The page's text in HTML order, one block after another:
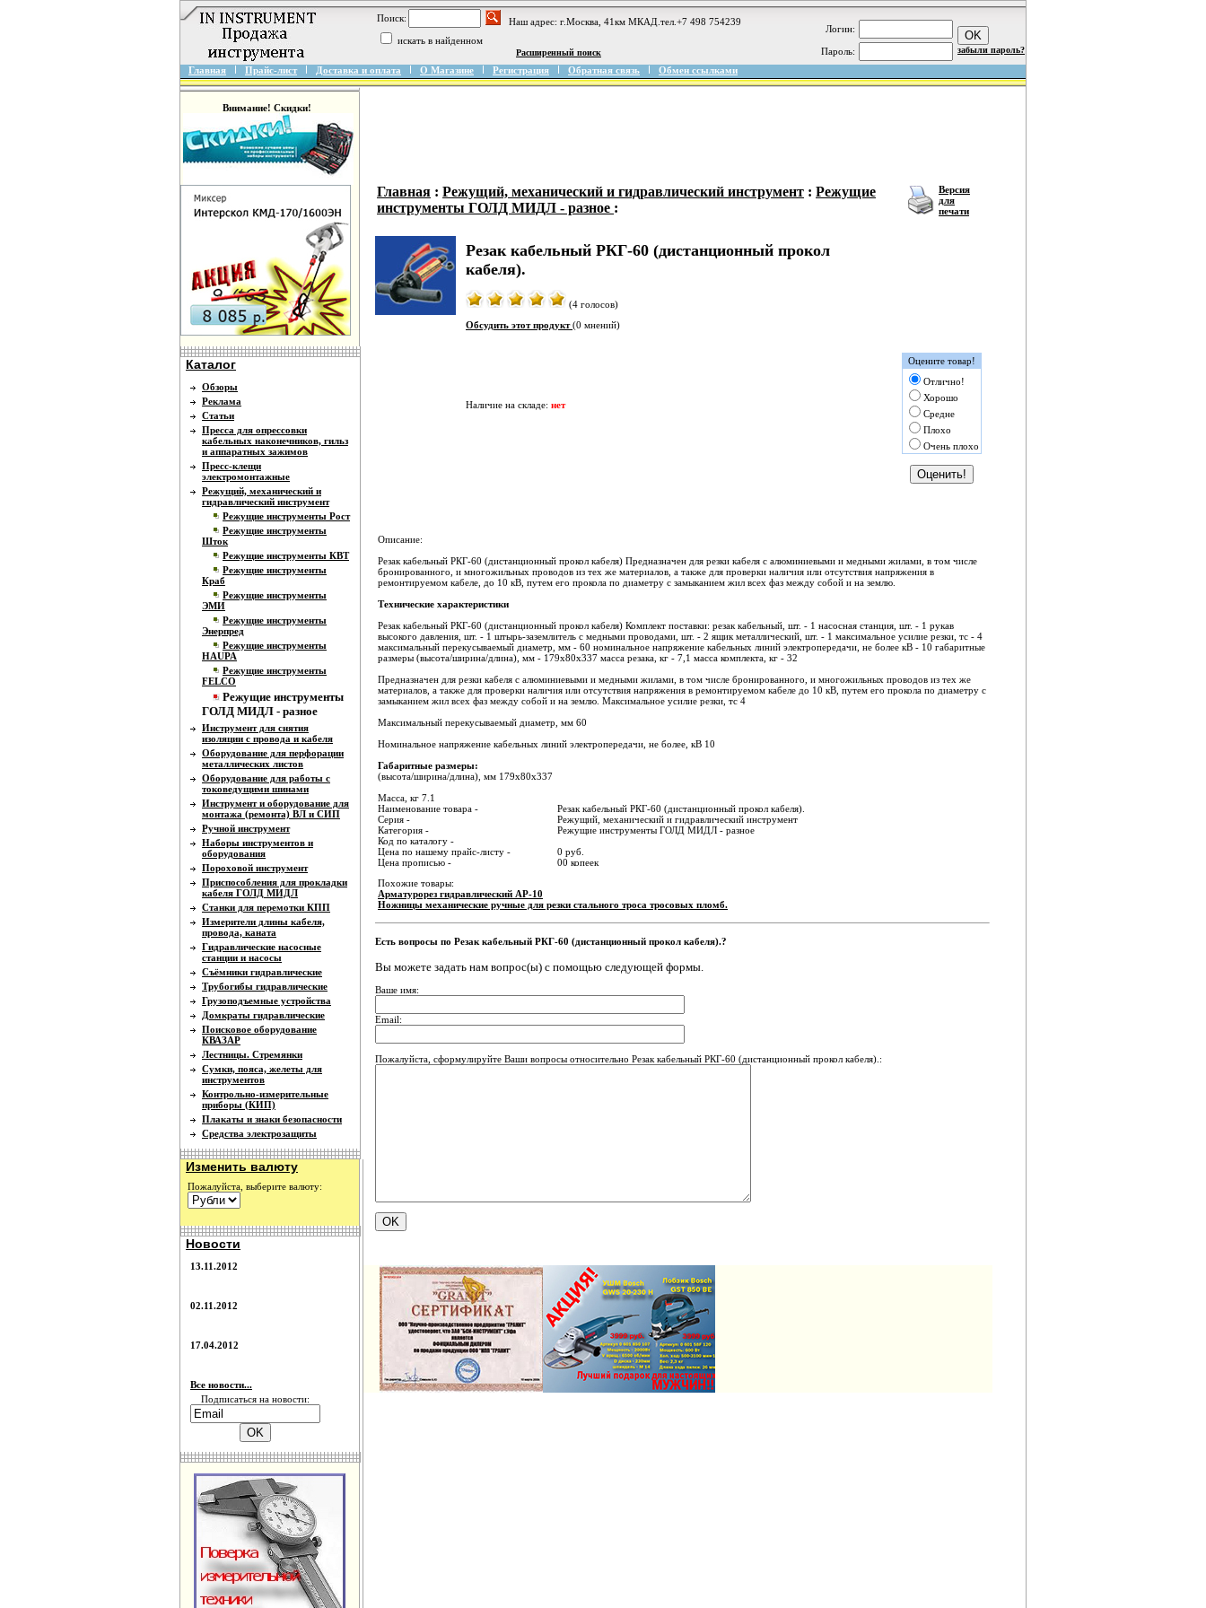
Поиск:
Наш адрес: г.Москва, 41км МКАД.тел.+7 498 754239
искать в найденном
Расширенный поиск
Логин:
Пароль: забыли пароль?
Главная Прайс-лист Доставка и оплата О Магазине Регистрация Обратная связь Обмен ссылками
Внимание! Скидки!
Каталог
Обзоры
Реклама
Статьи
Пресса для опрессовки
кабельных наконечников, гильз
и аппаратных зажимов
Пресс-клещи
электромонтажные
Режущий, механический и
гидравлический инструмент
Режущие инструменты Рост
Режущие инструменты
Шток
Режущие инструменты КВТ
Режущие инструменты
Краб
Режущие инструменты
ЭМИ
Режущие инструменты
Энерпред
Режущие инструменты
HAUPA
Режущие инструменты
FELCO
Режущие инструменты
ГОЛД МИДЛ - разное
Инструмент для снятия
изоляции с провода и кабеля
Оборудование для перфорации
металлических листов
Оборудование для работы с
токоведущими шинами
Инструмент и оборудование для
монтажа (ремонта) ВЛ и СИП
Ручной инструмент
Наборы инструментов и
оборудования
Пороховой инструмент
Приспособления для прокладки
кабеля ГОЛД МИДЛ
Станки для перемотки КПП
Измерители длины кабеля,
провода, каната
Гидравлические насосные
станции и насосы
Съёмники гидравлические
Трубогибы гидравлические
Грузоподъемные устройства
Домкраты гидравлические
Поисковое оборудование
КВАЗАР
Лестницы. Стремянки
Сумки, пояса, желеты для
инструментов
Контрольно-измерительные
приборы (КИП)
Плакаты и знаки безопасности
Средства электрозащиты
Изменить валюту
Пожалуйста, выберите валюту:
Новости
13.11.2012
02.11.2012
17.04.2012
Все новости...
Подписаться на новости:
Главная : Режущий, механический и гидравлический инструмент : Режущие
инструменты ГОЛД МИДЛ - разное :
Версия
для
печати
Резак кабельный РКГ-60 (дистанционный прокол
кабеля).
(4 голосов)
Обсудить этот продукт(0 мнений)
Оцените товар!
Отлично!
Хорошо
Средне
Плохо
Очень плохо
Наличие на складе: нет
Описание:
Резак кабельный РКГ-60 (дистанционный прокол кабеля) Предназначен для резки кабеля с алюминиевыми и медными жилами, в том числе
бронированного, и многожильных проводов из тех же материалов, а также для проверки наличия или отсутствия напряжения в
ремонтируемом кабеле, до 10 кВ, путем его прокола по диаметру с замыканием жил всех фаз между собой и на землю.
Tехнические характеристики
Резак кабельный РКГ-60 (дистанционный прокол кабеля) Комплект поставки: резак кабельный, шт. - 1 насосная станция, шт. - 1 рукав
высокого давления, шт. - 1 штырь-заземлитель с медными проводами, шт. - 2 ящик металлический, шт. - 1 максимальное усилие резки, тс - 4
максимальный перекусываемый диаметр, мм - 60 номинальное напряжение кабельных линий электропередачи, не более кВ - 10 габаритные
размеры (высота/ширина/длина), мм - 179х80х337 масса резака, кг - 7,1 масса комплекта, кг - 32
Предназначен для резки кабеля с алюминиевыми и медными жилами, в том числе бронированного, и многожильных проводов из тех же
материалов, а также для проверки наличия или отсутствия напряжения в ремонтируемом кабеле до 10 кВ, путем его прокола по диаметру с
замыканием жил всех фаз между собой и на землю. Максимальное усилие резки, тс 4
Mаксимальный перекусываемый диаметр, мм 60
Номинальное напряжение кабельных линий электропередачи, не более, кВ 10
Габаритные размеры:
(высота/ширина/длина), мм 179х80х337
Масса, кг 7.1
Наименование товара -
Резак кабельный РКГ-60 (дистанционный прокол кабеля).
Серия -
Режущий, механический и гидравлический инструмент
Категория -
Режущие инструменты ГОЛД МИДЛ - разное
Код по каталогу -
Цена по нашему прайс-листу -
0 руб.
Цена прописью -
00 копеек
Похожие товары:
Арматурорез гидравлический АР-10
Ножницы механические ручные для резки стального троса тросовых пломб.
Есть вопросы по Резак кабельный РКГ-60 (дистанционный прокол кабеля).?
Вы можете задать нам вопрос(ы) с помощью следующей формы.
Ваше имя:
Email:
Пожалуйста, сформулируйте Ваши вопросы относительно Резак кабельный РКГ-60 (дистанционный прокол кабеля).: